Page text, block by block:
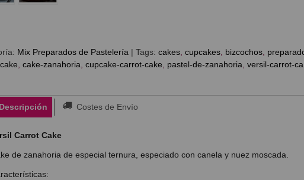
Mix Preparados de Pastelería | Tags: cakes cupcakes bizcochos
cake-zanahoria cupcake-carrot-cake pastel-de-zanahoria versil-carrot-
Descripción Costes de Envío
Carrot Cake
de zanahoria de especial ternura, especiado con canela y nuez moscada.